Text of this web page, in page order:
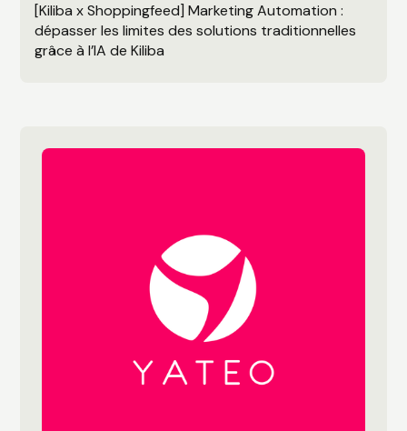
[Kiliba x Shoppingfeed] Marketing Automation :
dépasser les limites des solutions traditionnelles
grâce à l’IA de Kiliba